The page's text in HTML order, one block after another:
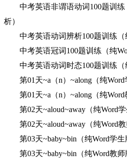
中考英语非谓语动词100题训练
析）
中考英语动词辨析100题训练（
中考英语冠词100题训练（纯
中考英语动词时态100题训练（
第01天~a（n）~along（纯Word
第01天~a（n）~along（纯Word
第02天~aloud~away（纯Word学
第02天~aloud~away（纯Word教
第03天~baby~bin（纯Word学生
第03天~baby~bin（纯Word教师